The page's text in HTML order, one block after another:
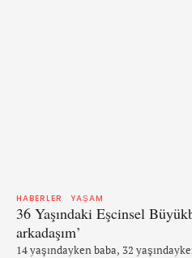
HABERLER YAŞAM
36 Yaşındaki Eşcinsel
arkadaşım’
14 yaşındayken baba, 32